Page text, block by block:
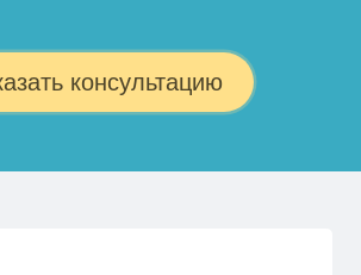
консультацию